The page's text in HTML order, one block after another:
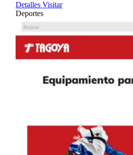
Detalles Visitar
Deportes